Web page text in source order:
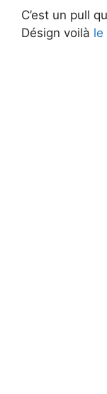
C’est un pull
Désign voilà le